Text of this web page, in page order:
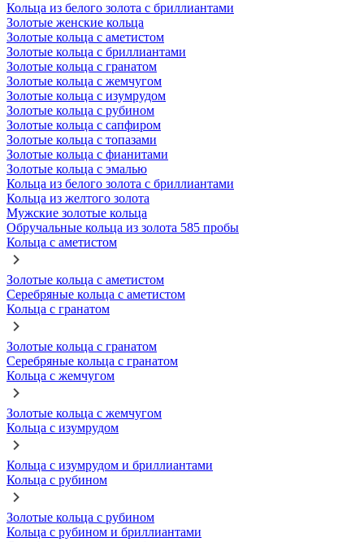
Кольца из белого золота с бриллиантами
Золотые женские кольца
Золотые кольца с аметистом
Золотые кольца с бриллиантами
Золотые кольца с гранатом
Золотые кольца с жемчугом
Золотые кольца с изумрудом
Золотые кольца с рубином
Золотые кольца с сапфиром
Золотые кольца с топазами
Золотые кольца с фианитами
Золотые кольца с эмалью
Кольца из белого золота с бриллиантами
Кольца из желтого золота
Мужские золотые кольца
Обручальные кольца из золота 585 пробы
Кольца с аметистом
Золотые кольца с аметистом
Серебряные кольца с аметистом
Кольца с гранатом
Золотые кольца с гранатом
Серебряные кольца с гранатом
Кольца с жемчугом
Золотые кольца с жемчугом
Кольца с изумрудом
Кольца с изумрудом и бриллиантами
Кольца с рубином
Золотые кольца с рубином
Кольца с рубином и бриллиантами